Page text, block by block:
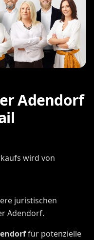
Adendorf
wird von
juristischen
Adendorf.
für potenzielle